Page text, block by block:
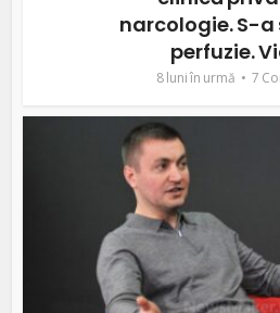
narcologie. S-a
perfuzie.
8 luni în urmă 7